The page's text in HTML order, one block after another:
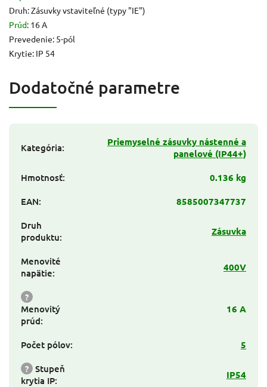
Druh: Zásuvky vstaviteľné (typy "IE")
Prúd: 16 A
Prevedenie: 5-pól
Krytie: IP 54
Dodatočné parametre
Kategória:
Priemyselné zásuvky nástenné a
panelové (IP44+)
Hmotnosť:
0.136 kg
EAN:
8585007347737
Druh
produktu: Zásuvka
Menovité
napätie: 400V
?
Menovitý
prúd:
16 A
Počet pólov:
5
? Stupeň
krytia IP: IP54